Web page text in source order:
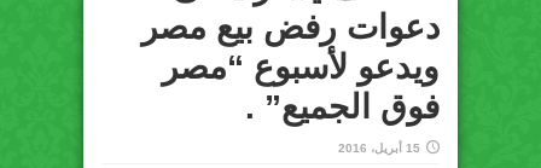
دعوات رفض بيع مصر
ويدعو لأسبوع “مصر
فوق الجميع” .
15 أبريل، 2016